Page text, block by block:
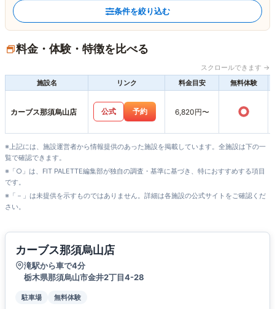
条件を絞り込む
料金・体験・特徴を比べる
スクロールできます →
施設名
リンク 料金目安 無料体験
カーブス那須烏山店 公式 予約 6,820円〜 ○
※上記には、施設運営者から情報提供のあった施設を掲載しています。全施設は下の一
覧で確認できます。
※「○」は、FIT PALETTE編集部が独自の調査・基準に基づき、特におすすめする項目
です。
※「－」は未提供を示すものではありません。詳細は各施設の公式サイトをご確認くだ
さい。
カーブス那須烏山店
滝駅から車で4分
栃木県那須烏山市金井2丁目4-28
駐車場 無料体験